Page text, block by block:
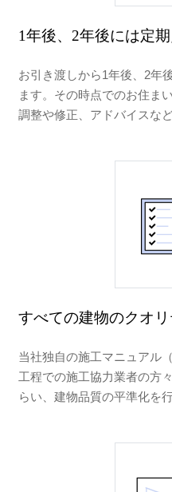
1年後、2年後には定
お引き渡しから1年後、2年
ます。その時点でのお住ま
調整や修正、アドバイスな
すべての建物のクオ
当社独自の施工マニュアル
工程での施工協力業者の方
らい、建物品質の平準化を